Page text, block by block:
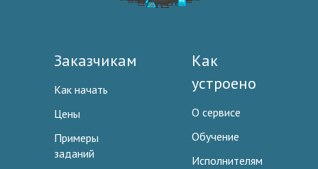
Заказчикам
Как начать
Цены
Примеры
заданий
Как
устроено
О сервисе
Обучение
Исполнителям